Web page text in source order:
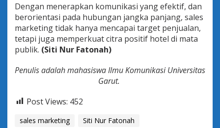
Dengan menerapkan komunikasi yang efektif, dan
berorientasi pada hubungan jangka panjang, sales
marketing tidak hanya mencapai target penjualan,
tetapi juga memperkuat citra positif hotel di mata
publik. (Siti Nur Fatonah)
Penulis adalah mahasiswa Ilmu Komunikasi Universitas
Garut.
Post Views: 452
sales marketing Siti Nur Fatonah